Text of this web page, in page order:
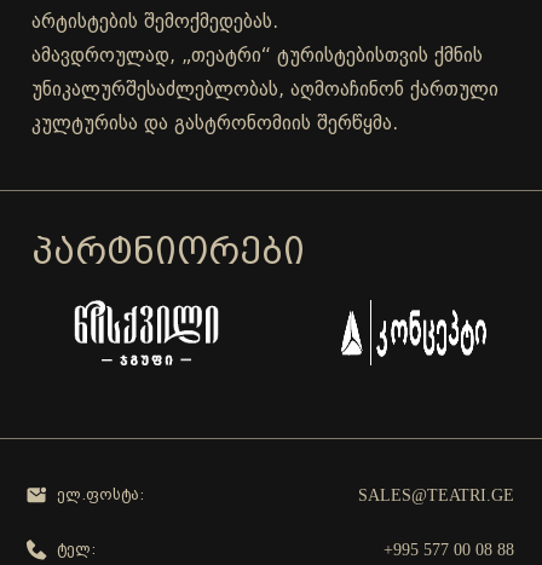
არტისტების შემოქმედებას.
ამავდროულად, „თეატრი“ ტურისტებისთვის ქმნის
უნიკალურშესაძლებლობას, აღმოაჩინონ ქართული
კულტურისა და გასტრონომიის შერწყმა.
ᲞᲐᲠᲢᲜᲘᲝᲠᲔᲑᲘ
ელ.ფოსტა: SALES@TEATRI.GE
ტელ: +995 577 00 08 88